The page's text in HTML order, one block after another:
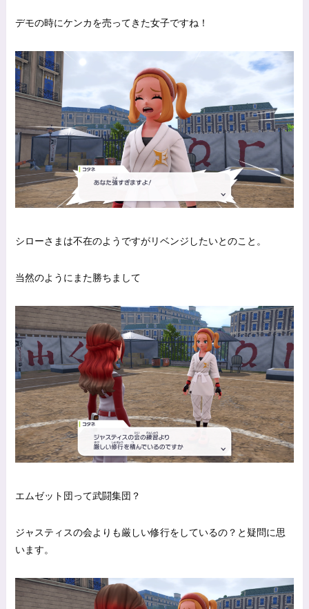
デモの時にケンカを売ってきた女子ですね！
シローさまは不在のようですがリベンジしたいとのこと。
当然のようにまた勝ちまして
エムゼット団って武闘集団？
ジャスティスの会よりも厳しい修行をしているの？と疑問に思
います。